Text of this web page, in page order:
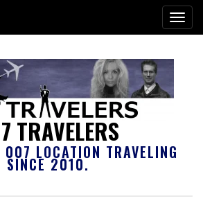
TRAVELERS
007 LOCATION TRAVELING
SINCE 2010.